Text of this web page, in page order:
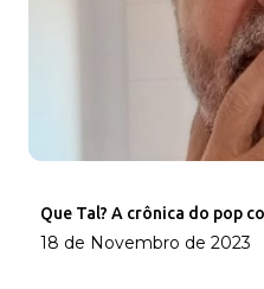
Que Tal? A crônica do pop
18 de Novembro de 2023